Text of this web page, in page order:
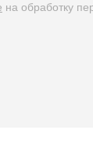
на обработку